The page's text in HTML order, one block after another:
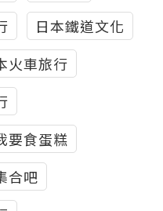
日本鐵道文化
火車旅行
要食蛋糕
合吧